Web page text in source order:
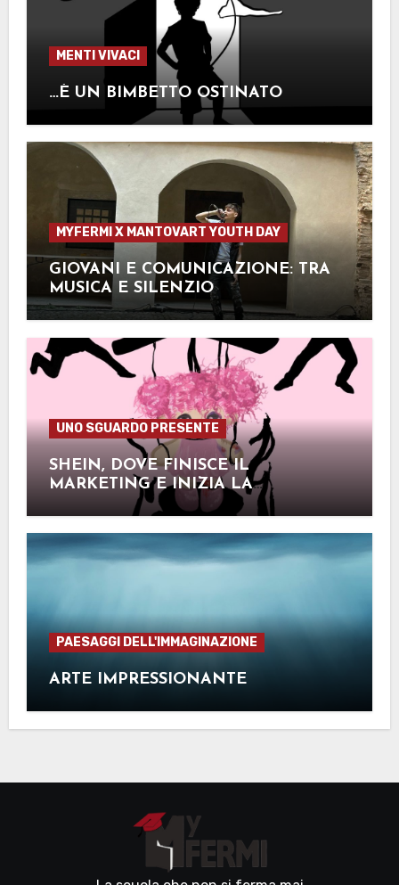
MENTI VIVACI
…È UN BIMBETTO OSTINATO
MYFERMI X MANTOVART YOUTH DAY
GIOVANI E COMUNICAZIONE: TRA
MUSICA E SILENZIO
UNO SGUARDO PRESENTE
SHEIN, DOVE FINISCE IL
MARKETING E INIZIA LA
MERCIFICAZIONE
PAESAGGI DELL'IMMAGINAZIONE
ARTE IMPRESSIONANTE